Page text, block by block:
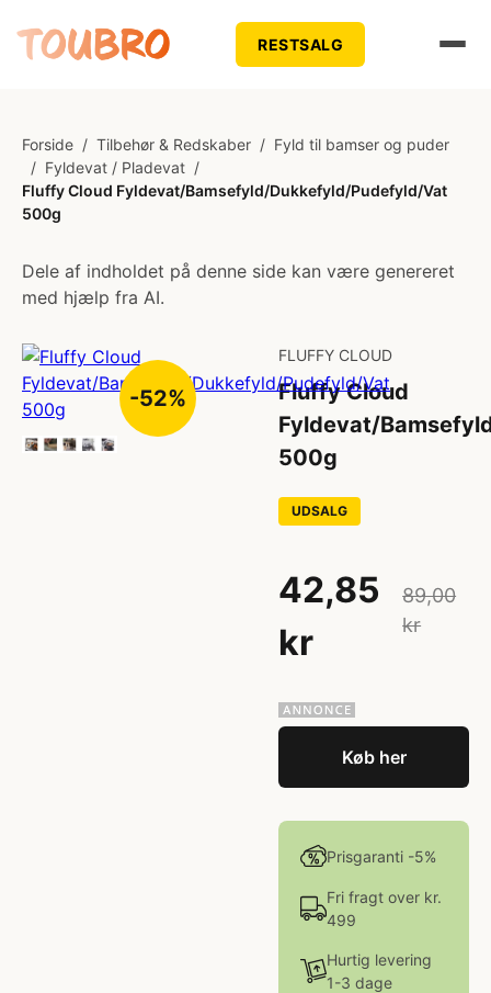
RESTSALG
Forside / Tilbehør & Redskaber / Fyld til bamser og puder
/ Fyldevat / Pladevat /
Fluffy Cloud Fyldevat/Bamsefyld/Dukkefyld/Pudefyld/Vat
500g
Dele af indholdet på denne side kan være genereret
med hjælp fra AI.
-52%
FLUFFY CLOUD
Fluffy Cloud
Fyldevat/
500g
UDSALG
42,85
kr
89,00
kr
Køb her
Prisgaranti -5%
Fri fragt over kr.
499
Hurtig levering
1-3 dage